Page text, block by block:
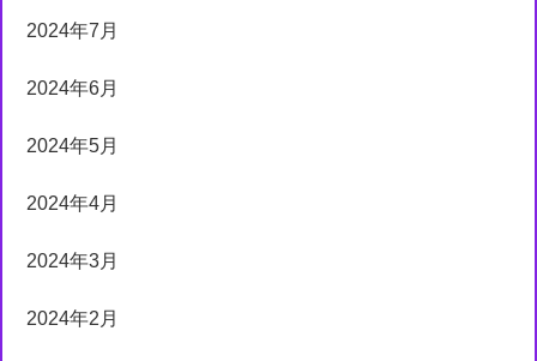
2024年7月
2024年6月
2024年5月
2024年4月
2024年3月
2024年2月